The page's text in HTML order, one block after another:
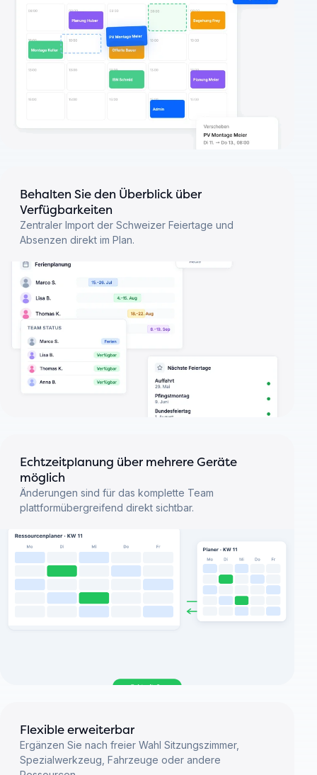
Behalten Sie den Überblick über
Verfügbarkeiten
Zentraler Import der Schweizer Feiertage und
Absenzen direkt im Plan.
Echtzeitplanung über mehrere Geräte
möglich
Änderungen sind für das komplette Team
plattformübergreifend direkt sichtbar.
Flexible erweiterbar
Ergänzen Sie nach freier Wahl Sitzungszimmer,
Spezialwerkzeug, Fahrzeuge oder andere